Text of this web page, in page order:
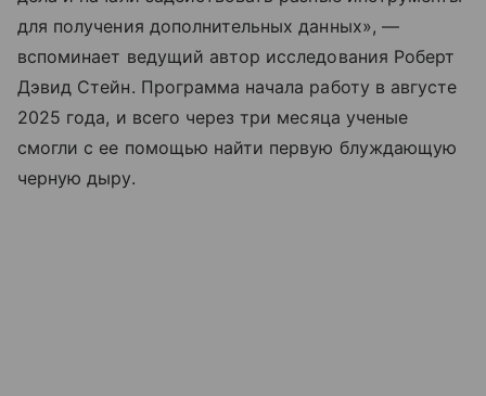
для получения дополнительных данных», —
вспоминает ведущий автор исследования Роберт
Дэвид Стейн. Программа начала работу в августе
2025 года, и всего через три месяца ученые
смогли с ее помощью найти первую блуждающую
черную дыру.